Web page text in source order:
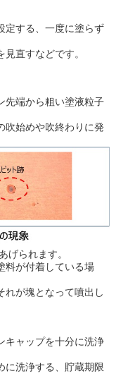
定する、一度に塗らず
直すなどです。
先端から粗い塗液粒子
吹始めや吹終わりに発
げられます。
料が付着している場
れが塊となって噴出し
キャップを十分に洗浄
に洗浄する、貯蔵期限